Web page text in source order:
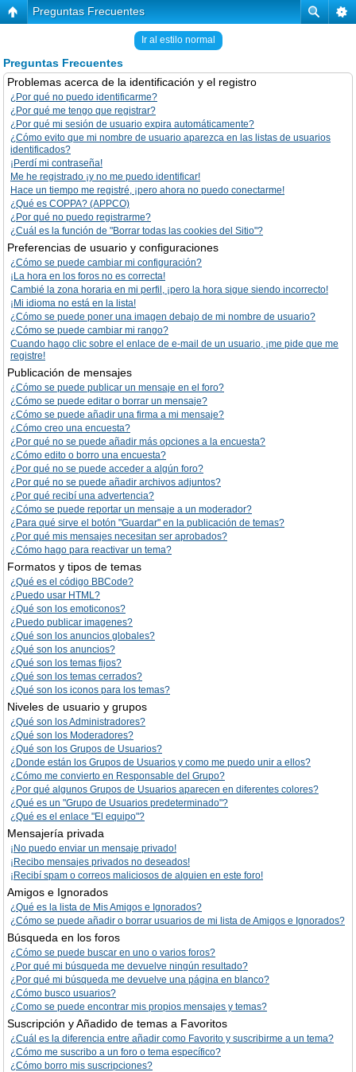
Preguntas Frecuentes
Ir al estilo normal
Preguntas Frecuentes
Problemas acerca de la identificación y el registro
¿Por qué no puedo identificarme?
¿Por qué me tengo que registrar?
¿Por qué mi sesión de usuario expira automáticamente?
¿Cómo evito que mi nombre de usuario aparezca en las listas de usuarios
identificados?
¡Perdí mi contraseña!
Me he registrado ¡y no me puedo identificar!
Hace un tiempo me registré, ¡pero ahora no puedo conectarme!
¿Qué es COPPA? (APPCO)
¿Por qué no puedo registrarme?
¿Cuál es la función de "Borrar todas las cookies del Sitio"?
Preferencias de usuario y configuraciones
¿Cómo se puede cambiar mi configuración?
¡La hora en los foros no es correcta!
Cambié la zona horaria en mi perfil, ¡pero la hora sigue siendo incorrecto!
¡Mi idioma no está en la lista!
¿Cómo se puede poner una imagen debajo de mi nombre de usuario?
¿Cómo se puede cambiar mi rango?
Cuando hago clic sobre el enlace de e-mail de un usuario, ¡me pide que me
registre!
Publicación de mensajes
¿Cómo se puede publicar un mensaje en el foro?
¿Cómo se puede editar o borrar un mensaje?
¿Cómo se puede añadir una firma a mi mensaje?
¿Cómo creo una encuesta?
¿Por qué no se puede añadir más opciones a la encuesta?
¿Cómo edito o borro una encuesta?
¿Por qué no se puede acceder a algún foro?
¿Por qué no se puede añadir archivos adjuntos?
¿Por qué recibí una advertencia?
¿Cómo se puede reportar un mensaje a un moderador?
¿Para qué sirve el botón "Guardar" en la publicación de temas?
¿Por qué mis mensajes necesitan ser aprobados?
¿Cómo hago para reactivar un tema?
Formatos y tipos de temas
¿Qué es el código BBCode?
¿Puedo usar HTML?
¿Qué son los emoticonos?
¿Puedo publicar imagenes?
¿Qué son los anuncios globales?
¿Qué son los anuncios?
¿Qué son los temas fijos?
¿Qué son los temas cerrados?
¿Qué son los iconos para los temas?
Niveles de usuario y grupos
¿Qué son los Administradores?
¿Qué son los Moderadores?
¿Qué son los Grupos de Usuarios?
¿Donde están los Grupos de Usuarios y como me puedo unir a ellos?
¿Cómo me convierto en Responsable del Grupo?
¿Por qué algunos Grupos de Usuarios aparecen en diferentes colores?
¿Qué es un "Grupo de Usuarios predeterminado"?
¿Qué es el enlace "El equipo"?
Mensajería privada
¡No puedo enviar un mensaje privado!
¡Recibo mensajes privados no deseados!
¡Recibí spam o correos maliciosos de alguien en este foro!
Amigos e Ignorados
¿Qué es la lista de Mis Amigos e Ignorados?
¿Cómo se puede añadir o borrar usuarios de mi lista de Amigos e Ignorados?
Búsqueda en los foros
¿Cómo se puede buscar en uno o varios foros?
¿Por qué mi búsqueda me devuelve ningún resultado?
¿Por qué mi búsqueda me devuelve una página en blanco?
¿Cómo busco usuarios?
¿Como se puede encontrar mis propios mensajes y temas?
Suscripción y Añadido de temas a Favoritos
¿Cuál es la diferencia entre añadir como Favorito y suscribirme a un tema?
¿Cómo me suscribo a un foro o tema específico?
¿Cómo borro mis suscripciones?